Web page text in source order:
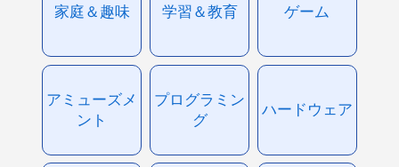
家庭＆趣味 学習＆教育 ゲーム
アミューズメ
ント
プログラミン
グ
ハードウェア